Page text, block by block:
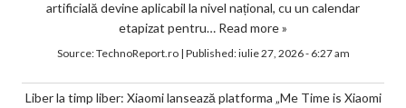
artificială devine aplicabil la nivel național, cu un calendar
etapizat pentru… Read more »
Source:TechnoReport.ro| Published:iulie 27, 2026 - 6:27 am
Liber la timp liber: Xiaomi lansează platforma „Me Time is Xiaomi